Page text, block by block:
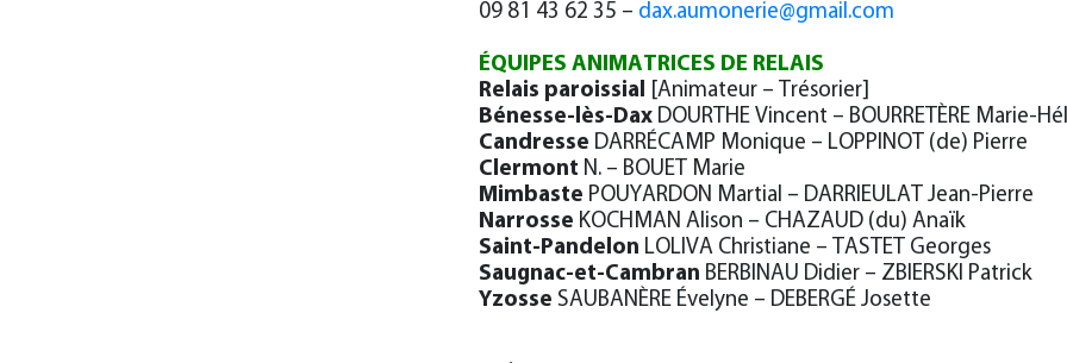
09 81 43 62 35 – dax.aumonerie@gmail.com
ÉQUIPES ANIMATRICES DE RELAIS
Relais paroissial [Animateur – Trésorier]
Bénesse-lès-Dax DOURTHE Vincent – BOURRETÈRE Marie-
Candresse DARRÉCAMP Monique – LOPPINOT (de) Pierre
Clermont N. – BOUET Marie
Mimbaste POUYARDON Martial – DARRIEULAT Jean-Pierre
Narrosse KOCHMAN Alison – CHAZAUD (du) Anaïk
Saint-Pandelon LOLIVA Christiane – TASTET Georges
Saugnac-et-Cambran BERBINAU Didier – ZBIERSKI Patrick
Yzosse SAUBANÈRE Évelyne – DEBERGÉ Josette